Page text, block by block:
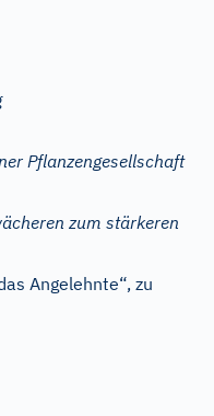
Pflanzengesellschaft
zum stärkeren
Angelehnte“, zu